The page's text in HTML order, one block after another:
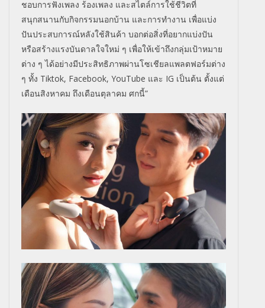
ชอบการฟังเพลง ร้องเพลง และสไตล์การใช้ชีวิตที่
สนุกสนานกับกิจกรรมนอกบ้าน และการทำงาน เพื่อแบ่ง
ปันประสบการณ์หลังใช้สินค้า บอกต่อสิ่งที่อยากแบ่งปัน
หรือสร้างแรงบันดาลใจใหม่ ๆ เพื่อให้เข้าถึงกลุ่มเป้าหมาย
ต่าง ๆ ได้อย่างมีประสิทธิภาพผ่านโซเชียลแพลตฟอร์มต่าง
ๆ ทั้ง Tiktok, Facebook, YouTube และ IG เป็นต้น ตั้งแต่
เดือนสิงหาคม ถึงเดือนตุลาคม ศกนี้”